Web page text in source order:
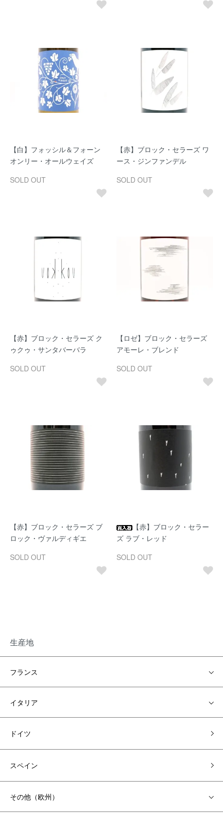
【白】フォッシル＆フォーン
オンリー・オールウェイズ
SOLD OUT
【赤】ブロック・セラーズ ワ
ース・ジンファンデル
SOLD OUT
【赤】ブロック・セラーズ ク
ゥクゥ・サンタバーバラ
SOLD OUT
【ロゼ】ブロック・セラーズ
アモーレ・ブレンド
SOLD OUT
【赤】ブロック・セラーズ ブ
ロック・ヴァルディギエ
SOLD OUT
【赤】ブロック・セラー
ズ ラブ・レッド
SOLD OUT
生産地
フランス
イタリア
ドイツ
スペイン
その他（欧州）